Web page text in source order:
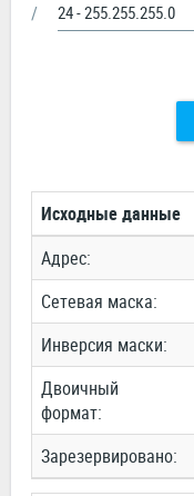
/
Исходные данные
Адрес:
Сетевая маска:
Инверсия маски:
Двоичный
формат:
Зарезервировано: